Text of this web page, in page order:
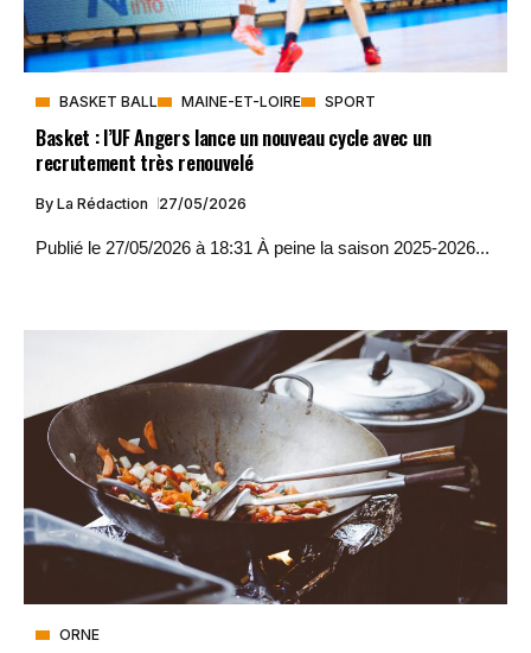
BASKET BALL MAINE-ET-LOIRE SPORT
Basket : l’UF Angers lance un nouveau cycle avec un
recrutement très renouvelé
By La Rédaction 27/05/2026
Publié le 27/05/2026 à 18:31 À peine la saison 2025-2026...
ORNE